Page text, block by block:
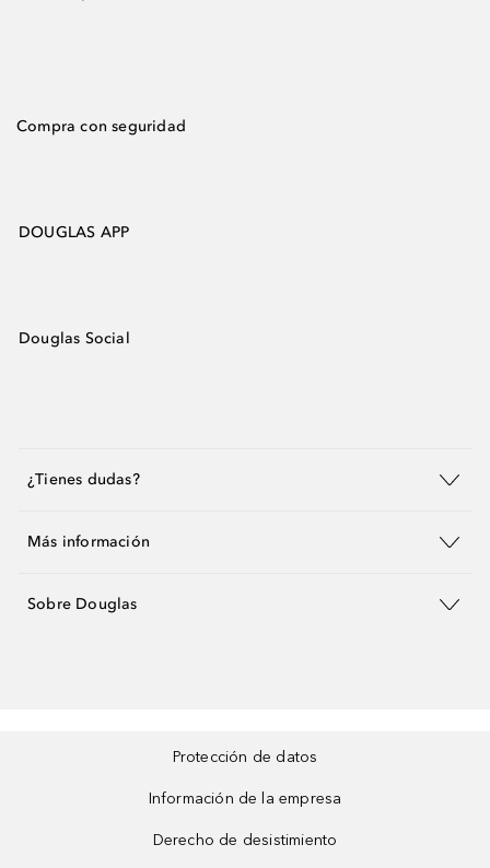
Compra con seguridad
DOUGLAS APP
Douglas Social
¿Tienes dudas?
Más información
Sobre Douglas
Protección de datos
Información de la empresa
Derecho de desistimiento